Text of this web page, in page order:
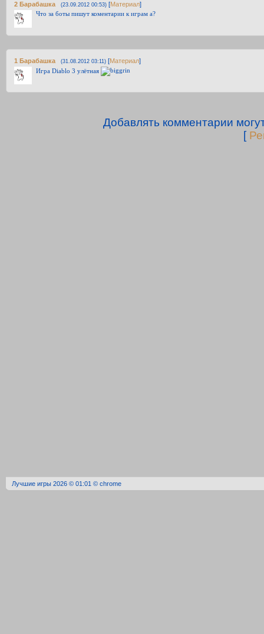
2 Барабашка (23.09.2012 00:53) [Материал]
Что за боты пишут коментарии к играм а?
1 Барабашка (31.08.2012 03:11) [Материал]
Игра Diablo 3 улётная
Добавлять комментарии
[
Лучшие игры 2026 © 01:01 © chrome